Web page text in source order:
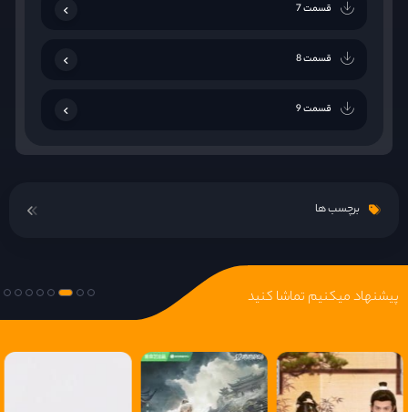
قسمت 7
قسمت 8
قسمت 9
قسمت 10
قسمت 11
قسمت 14
برچسب ها
پیشنهاد میکنیم تماشا کنید